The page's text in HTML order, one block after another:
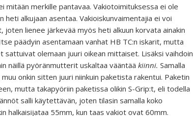
mitään merkille pantavaa. Vakiotoimituksessa ei ole
heti alkujaan asentaa. Vakioiskunvaimentajia ei voi
lienee järkevää myös heti alkuun korvata ainakin
päädyin asentamaan vanhat HB TC:n iskarit, mutta
sattuivat olemaan juuri oikean mittaiset. Lisäksi vaihdoin
näillä pyöränmutterit uskaltaa vääntääkiinni.Samalla
onkin sitten juuri niinkuin paketista rakentui. Paketin
mutta takapyöriin paketissa olikin S-Grip:t, eli todella
salli käytettävän, joten tilasin samalla koko
halkaisijataa 55mm, kun taas vakiot ovat 60mm.